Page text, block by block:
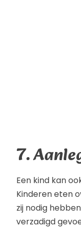
7.
Een kind kan
Kinderen eten
zij nodig
verzadigd